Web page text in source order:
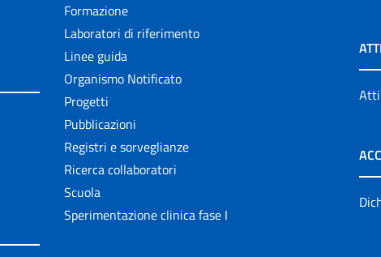
Formazione
Laboratori di riferimento
Linee guida
Organismo Notificato
Progetti
Pubblicazioni
Registri e sorveglianze
Ricerca collaboratori
Scuola
Sperimentazione clinica fase I
Atti